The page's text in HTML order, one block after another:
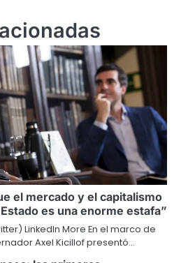
el mercado y el capitalismo
es una enorme estafa”
LinkedIn More En el marco de
Axel Kicillof presentó…